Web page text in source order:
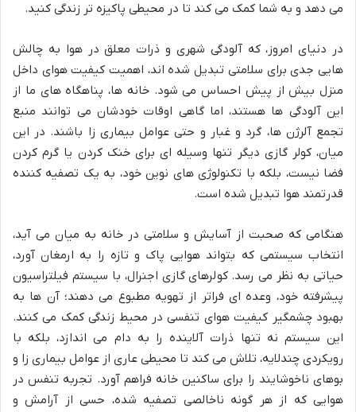
می دهد و به شما کمک می کند تا در محیطی پاکیزه تر زندگی کنید.
در دنیای امروز، که آلودگی شهری و ذرات معلق در هوا به چالش
هایی جدی برای سلامتی تبدیل شده اند، اهمیت کیفیت هوای داخل
منزل بیش از پیش احساس می شود. خانه ها، پناهگاه های ما از
این آلودگی ها هستند، اما گاهی اوقات خودشان می توانند منبع
تجمع آلرژن ها، گرد و غبار و حتی عوامل بیماری زا باشند. در این
میان، کولر گازی دیگر تنها وسیله ای برای خنک کردن یا گرم کردن
فضا نیست، بلکه با تکنولوژی های نوین خود، به یک تصفیه کننده
قدرتمند هوا تبدیل شده است.
هنگامی که صحبت از آسایش و سلامتی در خانه به میان می آید،
انتخاب سیستمی که بتواند هوایی پاک و تازه را به ارمغان آورد،
حیاتی به نظر می رسد. کولرهای گازی اجنرال، با سیستم فیلتراسیون
پیشرفته خود، وعده ای فراتر از تهویه مطبوع می دهند؛ آن ها به
بهبود چشمگیر کیفیت هوای تنفسی در محیط زندگی کمک می کنند.
این سیستم نه تنها ذرات آلاینده را به دام می اندازد، بلکه با
رویکردی چندلایه، تلاش می کند تا محیطی عاری از عوامل بیماری زا و
بوهای ناخوشایند را برای ساکنین خانه فراهم آورد. تجربه تنفس در
هوایی که از هر گونه ناخالصی تصفیه شده، حسی از آرامش و